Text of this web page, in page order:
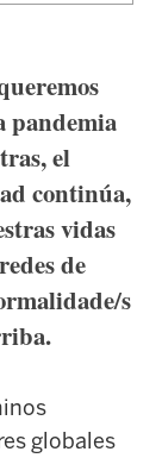
pandemia
el
continúa,
vidas
de
s
globales